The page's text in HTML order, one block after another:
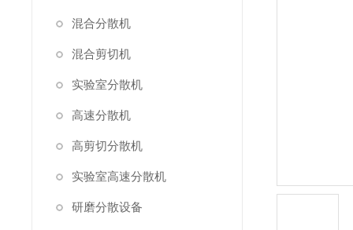
混合分散机
混合剪切机
实验室分散机
高速分散机
高剪切分散机
实验室高速分散机
研磨分散设备